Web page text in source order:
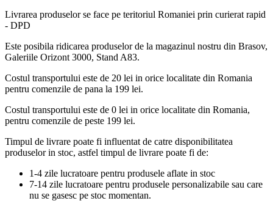
Livrarea produselor se face pe teritoriul Romaniei prin curierat rapid
- DPD
Este posibila ridicarea produselor de la magazinul nostru din Brasov,
Galeriile Orizont 3000, Stand A83.
Costul transportului este de 20 lei in orice localitate din Romania
pentru comenzile de pana la 199 lei.
Costul transportului este de 0 lei in orice localitate din Romania,
pentru comenzile de peste 199 lei.
Timpul de livrare poate fi influentat de catre disponibilitatea
produselor in stoc, astfel timpul de livrare poate fi de:
1-4 zile lucratoare pentru produsele aflate in stoc
7-14 zile lucratoare pentru produsele personalizabile sau care
nu se gasesc pe stoc momentan.